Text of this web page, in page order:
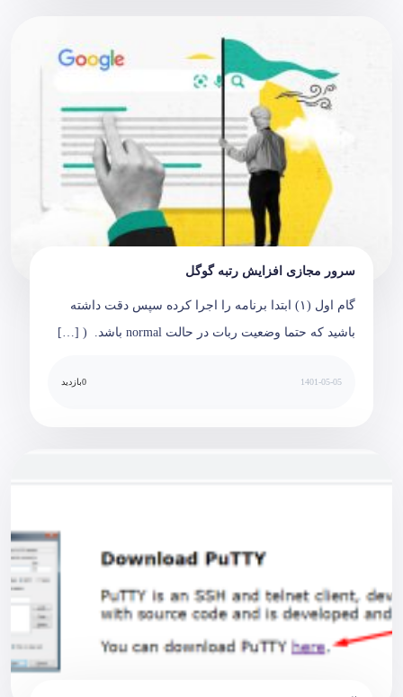
سرور مجازی افزایش رتبه گوگل
گام اول (۱) ابتدا برنامه را اجرا کرده سپس دقت داشته
باشید که حتما وضعیت ربات در حالت normal باشد. (‎ […]
1401-05-05
0بازدید